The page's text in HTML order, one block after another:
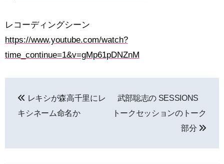
レコーディングシーン
https://www.youtube.com/watch?
time_continue=1&v=gMp61pDNZnM
稿
ビ
レキシが森高千里にレ
キシネーム命名か
武部聡志の SESSIONS
トークセッションのトーク
部分